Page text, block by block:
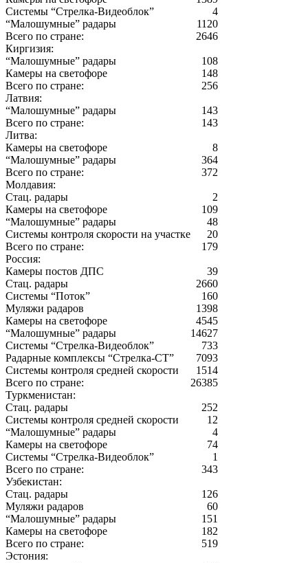
Системы “Стрелка-Видеоблок”
4
“Малошумные” радары
1120
Всего по стране:
2646
Киргизия:
“Малошумные” радары
108
Камеры на светофоре
148
Всего по стране:
256
Латвия:
“Малошумные” радары
143
Всего по стране:
143
Литва:
Камеры на светофоре
8
“Малошумные” радары
364
Всего по стране:
372
Молдавия:
Стац. радары
2
Камеры на светофоре
109
“Малошумные” радары
48
Системы контроля скорости на участке
20
Всего по стране:
179
Россия:
Камеры постов ДПС
39
Стац. радары
2660
Системы “Поток”
160
Муляжи радаров
1398
Камеры на светофоре
4545
“Малошумные” радары
14627
Системы “Стрелка-Видеоблок”
733
Радарные комплексы “Стрелка-СТ”
7093
Системы контроля средней скорости
1514
Всего по стране:
26385
Туркменистан:
Стац. радары
252
Системы контроля средней скорости
12
“Малошумные” радары
4
Камеры на светофоре
74
Системы “Стрелка-Видеоблок”
1
Всего по стране:
343
Узбекистан:
Стац. радары
126
Муляжи радаров
60
“Малошумные” радары
151
Камеры на светофоре
182
Всего по стране:
519
Эстония: